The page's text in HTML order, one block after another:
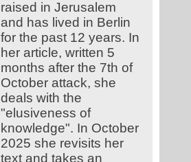
raised in Jerusalem
and has lived in Berlin
for the past 12 years. In
her article, written 5
months after the 7th of
October attack, she
deals with the
"elusiveness of
knowledge". In October
2025 she revisits her
text and takes an